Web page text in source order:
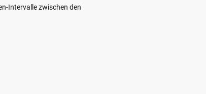
Intervalle zwischen den